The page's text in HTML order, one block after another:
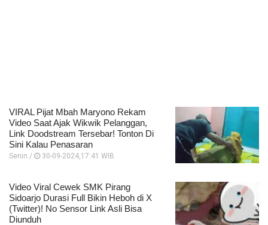
VIRAL Pijat Mbah Maryono Rekam
Video Saat Ajak Wikwik Pelanggan,
Link Doodstream Tersebar! Tonton Di
Sini Kalau Penasaran
Senin / 30-09-2024,17:41 WIB
Video Viral Cewek SMK Pirang
Sidoarjo Durasi Full Bikin Heboh di X
(Twitter)! No Sensor Link Asli Bisa
Diunduh